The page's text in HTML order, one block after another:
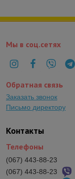
Контакты
Телефоны
(067) 443-88-23
(067) 443-88-23
Мы в соц.сетях
Обратная связь
Заказать звонок
Письмо директору